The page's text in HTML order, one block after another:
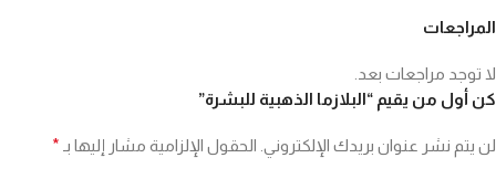
المراجعات
لا توجد مراجعات بعد.
كن أول من يقيم “البلازما الذهبية للبشرة”
لن يتم نشر عنوان بريدك الإلكتروني. الحقول الإلزامية مشار إليها بـ *